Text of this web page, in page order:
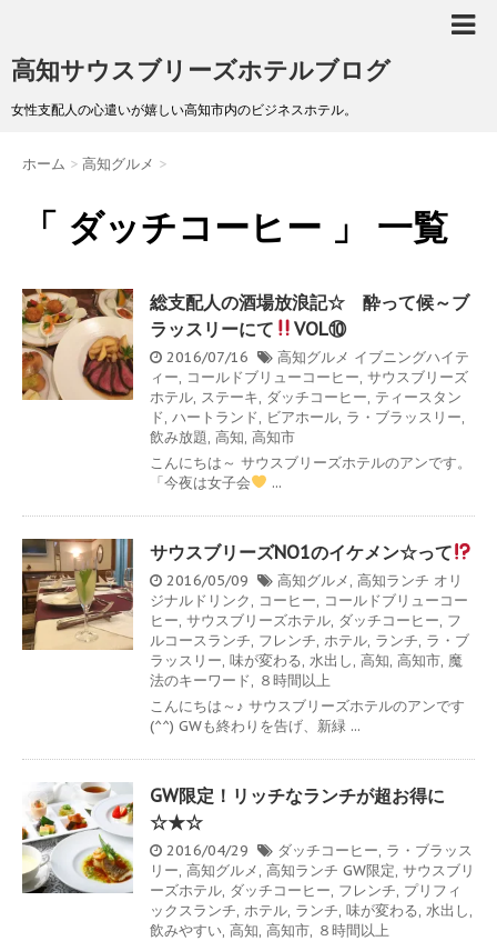
高知サウスブリーズホテルブログ
女性支配人の心遣いが嬉しい高知市内のビジネスホテル。
ホーム > 高知グルメ >
「 ダッチコーヒー 」 一覧
総支配人の酒場放浪記☆ 酔って候～ブ
ラッスリーにて
VOL⑩
2016/07/16 高知グルメ イブニングハイテ
ィー, コールドブリューコーヒー, サウスブリーズ
ホテル, ステーキ, ダッチコーヒー, ティースタン
ド, ハートランド, ビアホール, ラ・ブラッスリー,
飲み放題, 高知, 高知市
こんにちは～ サウスブリーズホテルのアンです。
「今夜は女子会
...
サウスブリーズNO1のイケメン☆って
2016/05/09 高知グルメ, 高知ランチ オリ
ジナルドリンク, コーヒー, コールドブリューコー
ヒー, サウスブリーズホテル, ダッチコーヒー, フ
ルコースランチ, フレンチ, ホテル, ランチ, ラ・ブ
ラッスリー, 味が変わる, 水出し, 高知, 高知市, 魔
法のキーワード, ８時間以上
こんにちは～♪ サウスブリーズホテルのアンです
(^^) GWも終わりを告げ、新緑 ...
GW限定！リッチなランチが超お得に
☆★☆
2016/04/29 ダッチコーヒー, ラ・ブラッス
リー, 高知グルメ, 高知ランチ GW限定, サウスブリ
ーズホテル, ダッチコーヒー, フレンチ, プリフィ
ックスランチ, ホテル, ランチ, 味が変わる, 水出し,
飲みやすい, 高知, 高知市, ８時間以上